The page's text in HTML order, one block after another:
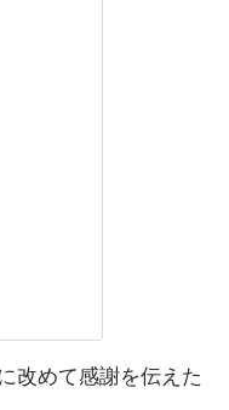
改めて感謝を伝えた